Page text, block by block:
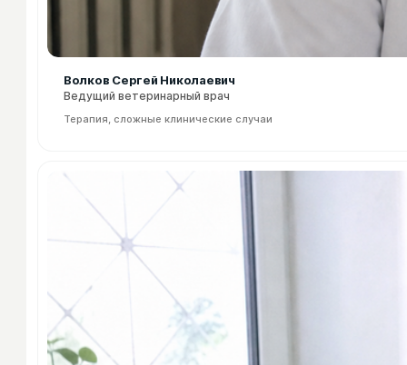
Волков Сергей Николаевич
Ведущий ветеринарный врач
Терапия, сложные клинические случаи